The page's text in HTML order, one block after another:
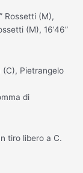
Rossetti (M),
(M), 16’46”
(C), Pietrangelo
di
tiro libero a C.